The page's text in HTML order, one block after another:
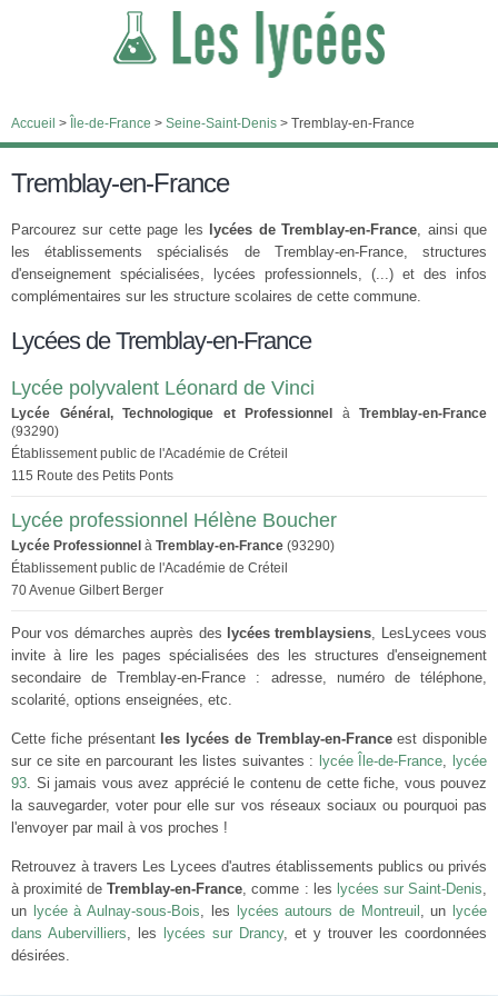
Accueil > Île-de-France > Seine-Saint-Denis > Tremblay-en-France
Tremblay-en-France
Parcourez sur cette page les lycées de Tremblay-en-France, ainsi que
les établissements spécialisés de Tremblay-en-France, structures
d'enseignement spécialisées, lycées professionnels, (...) et des infos
complémentaires sur les structure scolaires de cette commune.
Lycées de Tremblay-en-France
Lycée polyvalent Léonard de Vinci
Lycée Général, Technologique et Professionnel à Tremblay-en-France
(93290)
Établissement public de l'Académie de Créteil
115 Route des Petits Ponts
Lycée professionnel Hélène Boucher
Lycée Professionnel à Tremblay-en-France (93290)
Établissement public de l'Académie de Créteil
70 Avenue Gilbert Berger
Pour vos démarches auprès des lycées tremblaysiens, LesLycees vous
invite à lire les pages spécialisées des les structures d'enseignement
secondaire de Tremblay-en-France : adresse, numéro de téléphone,
scolarité, options enseignées, etc.
Cette fiche présentant les lycées de Tremblay-en-Franceest disponible
sur ce site en parcourant les listes suivantes : lycée Île-de-France, lycée
93. Si jamais vous avez apprécié le contenu de cette fiche, vous pouvez
la sauvegarder, voter pour elle sur vos réseaux sociaux ou pourquoi pas
l'envoyer par mail à vos proches !
Retrouvez à travers Les Lycees d'autres établissements publics ou privés
à proximité deTremblay-en-France, comme : les lycées sur Saint-Denis,
un lycée à Aulnay-sous-Bois, les lycées autours de Montreuil , un lycée
dans Aubervilliers, les lycées sur Drancy, et y trouver les coordonnées
désirées.